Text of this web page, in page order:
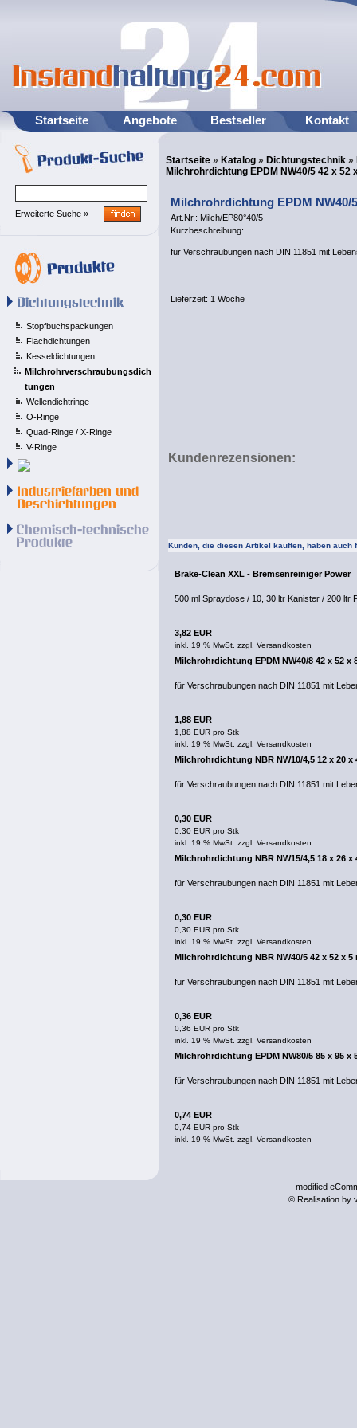
Startseite Angebote Bestseller Kontakt
Erweiterte Suche »
Stopfbuchspackungen
Flachdichtungen
Kesseldichtungen
Milchrohrverschraubungsdich
tungen
Wellendichtringe
O-Ringe
Quad-Ringe / X-Ringe
V-Ringe
Startseite » Katalog » Dichtungstechnik »
Milchrohrdichtung EPDM NW40/5 42 x 52
Milchrohrdichtung EPDM NW40/
Art.Nr.: Milch/EP80°40/5
Kurzbeschreibung:
für Verschraubungen nach DIN 11851 mit
Lieferzeit: 1 Woche
Kundenrezensionen:
Kunden, die diesen Artikel kauften, haben auch
Brake-Clean XXL - Bremsenreiniger Power
500 ml Spraydose / 10, 30 ltr Kanister / 200 ltr
3,82 EUR
inkl. 19 % MwSt. zzgl. Versandkosten
Milchrohrdichtung EPDM NW40/8 42 x 52 x
für Verschraubungen nach DIN 11851 mit
1,88 EUR
1,88 EUR pro Stk
inkl. 19 % MwSt. zzgl. Versandkosten
Milchrohrdichtung NBR NW10/4,5 12 x 20 x
für Verschraubungen nach DIN 11851 mit
0,30 EUR
0,30 EUR pro Stk
inkl. 19 % MwSt. zzgl. Versandkosten
Milchrohrdichtung NBR NW15/4,5 18 x 26 x
für Verschraubungen nach DIN 11851 mit
0,30 EUR
0,30 EUR pro Stk
inkl. 19 % MwSt. zzgl. Versandkosten
Milchrohrdichtung NBR NW40/5 42 x 52 x 5
für Verschraubungen nach DIN 11851 mit
0,36 EUR
0,36 EUR pro Stk
inkl. 19 % MwSt. zzgl. Versandkosten
Milchrohrdichtung EPDM NW80/5 85 x 95 x
für Verschraubungen nach DIN 11851 mit
0,74 EUR
0,74 EUR pro Stk
inkl. 19 % MwSt. zzgl. Versandkosten
modified
© Realisation by